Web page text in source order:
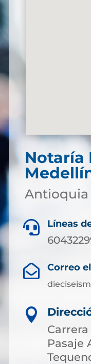
Notaría
Antioquia
 Líneas
 Correo

Carrera
Pasaje